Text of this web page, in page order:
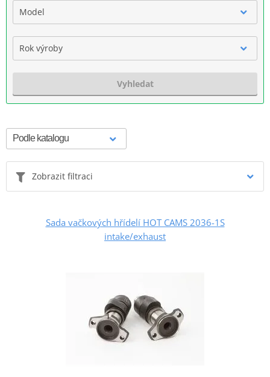
Model
Rok výroby
Vyhledat
Zobrazit filtraci
Sada vačkových hřídelí HOT CAMS 2036-1S
intake/exhaust